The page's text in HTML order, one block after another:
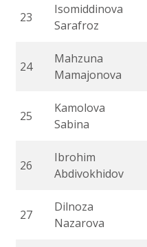
23
Isomiddinova
Sarafroz
24
Mahzuna
Mamajonova
25
Kamolova
Sabina
26
Ibrohim
Abdivokhidov
27
Dilnoza
Nazarova